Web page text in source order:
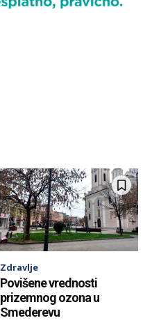
Zdravlje
Povišene vrednosti
prizemnog ozona u
Smederevu